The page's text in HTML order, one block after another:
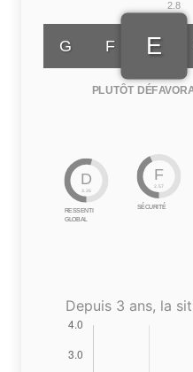
G F
2.8
E
PLUTÔT
D
3.26
RESSENTI
GLOBAL
F
2.57
SÉCURITÉ
Depuis 3 ans, la